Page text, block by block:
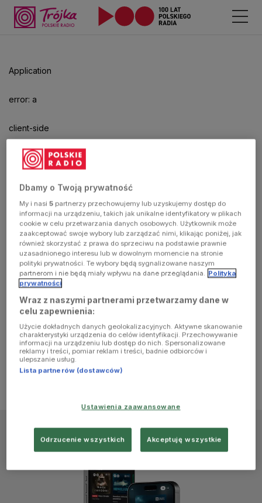
Application
error: a
client-side
exception
has
occurred
(see the
browser
console for
more
information)
Dbamy o Twoją prywatność
My i nasi5 partnerzy przechowujemy lub uzyskujemy dostęp do
informacji na urządzeniu, takich jak unikalne identyfikatory w plikach
cookie w celu przetwarzania danych osobowych. Użytkownik może
zaakceptować swoje wybory lub zarządzać nimi, klikając poniżej, jak
również skorzystać z prawa do sprzeciwu na podstawie prawnie
uzasadnionego interesu lub w dowolnym momencie na stronie
polityki prywatności. Te wybory będą sygnalizowane naszym
partnerom i nie będą miały wpływu na dane przeglądania. Polityka
prywatności
Wraz z naszymi partnerami przetwarzamy dane w
celu zapewnienia:
Użycie dokładnych danych geolokalizacyjnych. Aktywne skanowanie
charakterystyki urządzenia do celów identyfikacji. Przechowywanie
informacji na urządzeniu lub dostęp do nich. Spersonalizowane
reklamy i treści, pomiar reklam i treści, badnie odbiorców i
ulepszanie usług.
Lista partnerów (dostawców)
Ustawienia zaawansowane
Odrzucenie wszystkich Akceptuję wszystkie